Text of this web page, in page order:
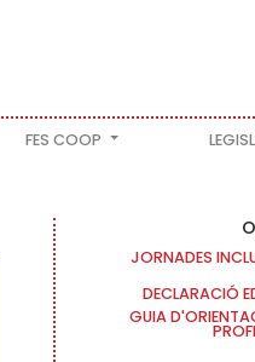
FES COOP
JORNADES
DECLARACIÓ
GUIA